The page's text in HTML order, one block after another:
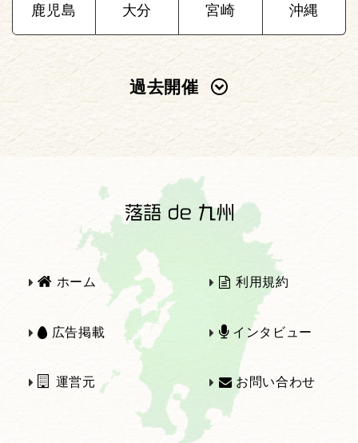
鹿児島 大分 宮崎 沖縄
過去開催
2025年
2022年
2021年 2020年
2019年 2018年
2017年 2016年
ホーム 利用規約
広告掲載 インタビュー
運営元 お問い合わせ